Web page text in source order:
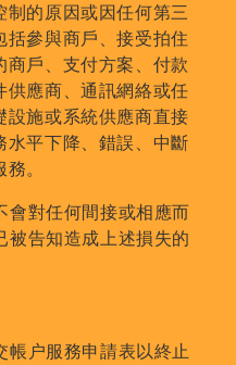
制的原因或因任何第三
括參與商戶、接受拍住
商戶、支付方案、付款
供應商、通訊網絡或任
設施或系統供應商直接
水平下降、錯誤、中斷
。
會對任何間接或相應而
被告知造成上述損失的
帳户服務申請表以終止